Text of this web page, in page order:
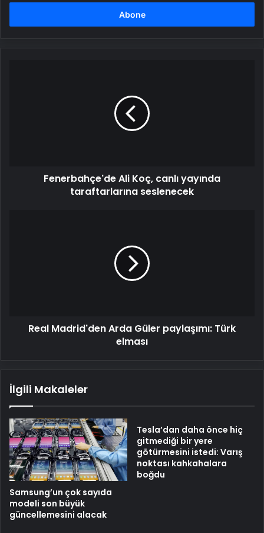
adresinizi
Fenerbahçe'de Ali Koç, canlı yayında
taraftarlarına seslenecek
Real Madrid'den Arda Güler paylaşımı: Türk
elması
İlgili Makaleler
Samsung’un çok sayıda
modeli son büyük
güncellemesini alacak
Tesla’dan daha önce hiç
gitmediği bir yere
götürmesini istedi: Varış
noktası kahkahalara
boğdu